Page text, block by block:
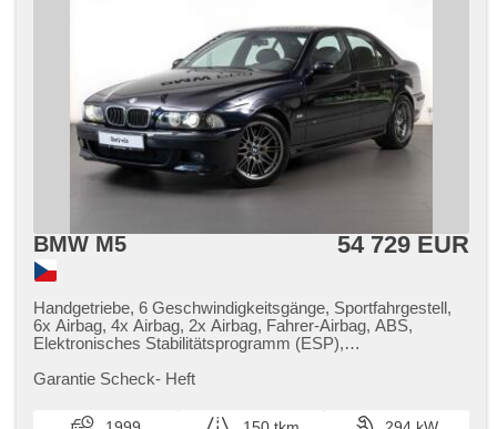
BMW M5 54 729 EUR
Handgetriebe, 6 Geschwindigkeitsgänge, Sportfahrgestell,
6x Airbag, 4x Airbag, 2x Airbag, Fahrer-Airbag, ABS,
Elektronisches Stabilitätsprogramm (ESP),
Niveauregulierung, Fahrgestell Steifheitsregelung,
Tempomat, Xenonscheinwerfer, Alufelgen, erfüllt 'EURO II',
Garantie Scheck​- Heft